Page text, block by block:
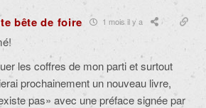
bête de foire 1 mois il y a
les coffres de mon parti et surtout
prochainement un nouveau livre,
pas» avec une préface signée par